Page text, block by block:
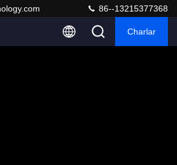
86--13215377368
Charlar